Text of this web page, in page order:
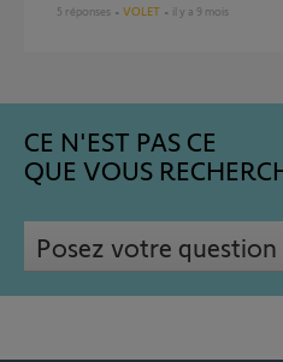
5 réponses VOLET il y a 9 mois
CE N'EST PAS CE
QUE VOUS
Posez votre question